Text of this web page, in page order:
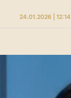
24.01.2026 | 12:14